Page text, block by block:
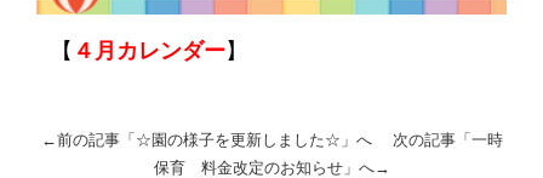
【 ４月カレンダー】
←前の記事「 ☆園の様子を更新しました☆ 」へ 次の記事「 一時
保育 料金改定のお知らせ」へ→